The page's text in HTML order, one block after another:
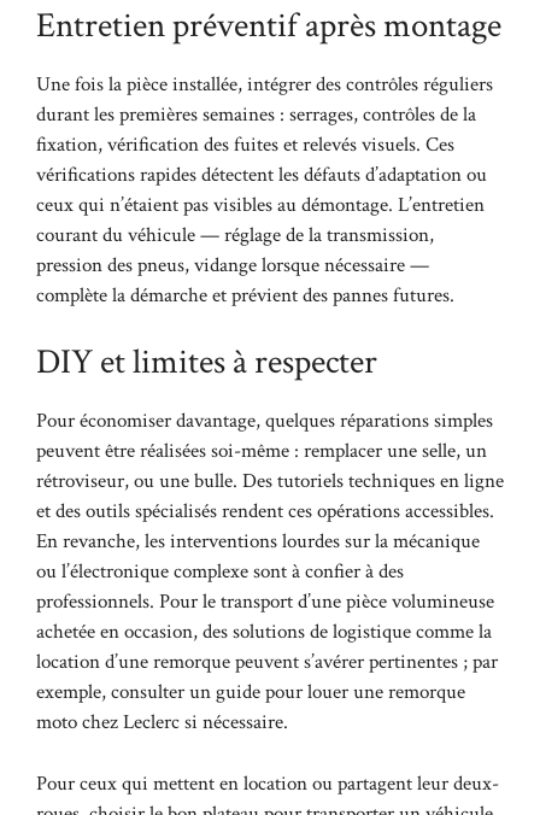
Entretien préventif après montage
Une fois la pièce installée, intégrer des contrôles réguliers
durant les premières semaines : serrages, contrôles de la
fixation, vérification des fuites et relevés visuels. Ces
vérifications rapides détectent les défauts d’adaptation ou
ceux qui n’étaient pas visibles au démontage. L’entretien
courant du véhicule — réglage de la transmission,
pression des pneus, vidange lorsque nécessaire —
complète la démarche et prévient des pannes futures.
DIY et limites à respecter
Pour économiser davantage, quelques réparations simples
peuvent être réalisées soi-même : remplacer une selle, un
rétroviseur, ou une bulle. Des tutoriels techniques en ligne
et des outils spécialisés rendent ces opérations accessibles.
En revanche, les interventions lourdes sur la mécanique
ou l’électronique complexe sont à confier à des
professionnels. Pour le transport d’une pièce volumineuse
achetée en occasion, des solutions de logistique comme la
location d’une remorque peuvent s’avérer pertinentes ; par
exemple, consulter un guide pourlouer une remorque
moto chez Leclercsi nécessaire.
Pour ceux qui mettent en location ou partagent leur deux-